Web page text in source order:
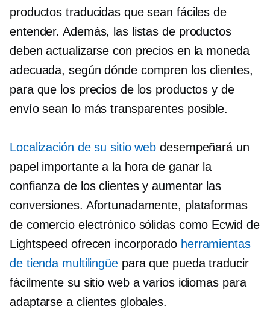
productos traducidas que sean fáciles de
entender. Además, las listas de productos
deben actualizarse con precios en la moneda
adecuada, según dónde compren los clientes,
para que los precios de los productos y de
envío sean lo más transparentes posible.
Localización de su sitio web desempeñará un
papel importante a la hora de ganar la
confianza de los clientes y aumentar las
conversiones. Afortunadamente, plataformas
de comercio electrónico sólidas como Ecwid de
Lightspeed ofrecen incorporado herramientas
de tienda multilingüepara que pueda traducir
fácilmente su sitio web a varios idiomas para
adaptarse a clientes globales.